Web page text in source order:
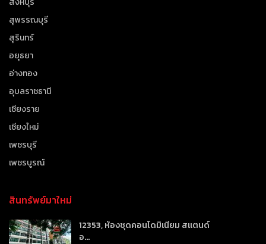
สุพรรณบุรี
สุรินทร์
อยุธยา
อ่างทอง
อุบลราชธานี
เชียงราย
เชียงใหม่
เพชรบุรี
เพชรบูรณ์
สินทรัพย์มาใหม่
12353, ห้องชุดคอนโดมิเนียม สแตนด์
อ...